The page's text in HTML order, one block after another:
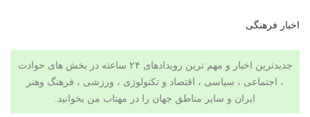
اخبار فرهنگی
جدیدترین اخبار و مهم ترین رویدادهای ۲۴ ساعته در بخش های حوادث
، اجتماعی ، سیاسی ، اقتصاد و تکنولوژی ، ورزشی ، فرهنگ وهنر
ایران و سایر مناطق جهان را در مهتاب من بخوانید.